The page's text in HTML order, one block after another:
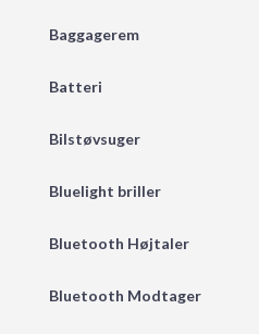
Baggagerem
Batteri
Bilstøvsuger
Bluelight briller
Bluetooth Højtaler
Bluetooth Modtager